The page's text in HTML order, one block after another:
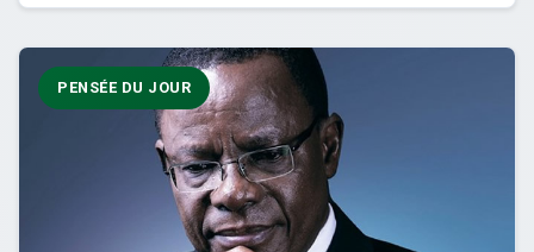
PENSÉE DU JOUR